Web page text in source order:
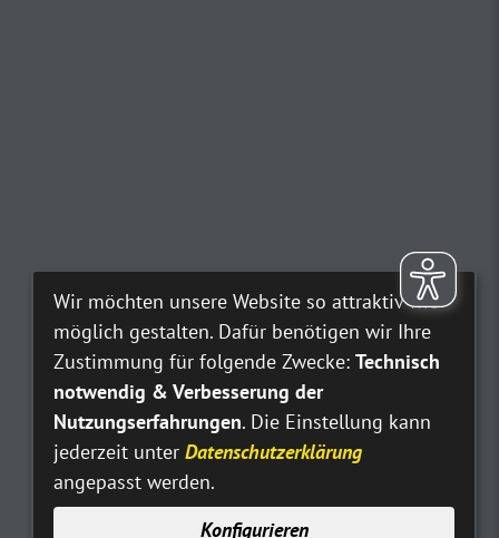
Wir möchten unsere Website so attraktiv wie
möglich gestalten. Dafür benötigen wir Ihre
Zustimmung für folgende Zwecke: Technisch
notwendig & Verbesserung der
Nutzungserfahrungen. Die Einstellung kann
jederzeit unter Datenschutzerklärung
angepasst werden.
Konfigurieren